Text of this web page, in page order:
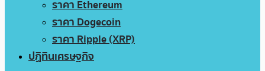
ราคา Ethereum
ราคา Dogecoin
ราคา Ripple (XRP)
ปฏิทินเศรษฐกิจ